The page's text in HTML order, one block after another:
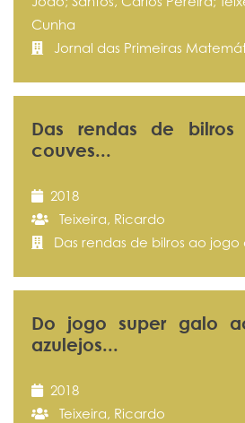
Cunha
Jornal das Primeiras
Das rendas de
couves...
2018
Teixeira, Ricardo
Das rendas de bilros ao jogo
Do jogo super galo
azulejos...
2018
Teixeira, Ricardo